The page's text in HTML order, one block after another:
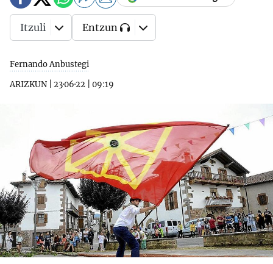
Fernando Anbustegi
ARIZKUN
23·06·22 09:19
Itzuli Entzun